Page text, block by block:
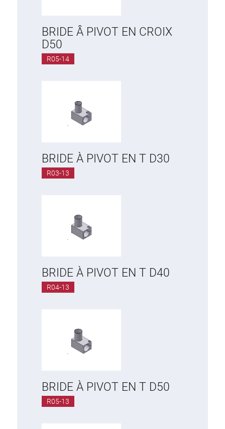
BRIDE Â PIVOT EN CROIX
D50
R05-14
BRIDE À PIVOT EN T D30
R03-13
BRIDE À PIVOT EN T D40
R04-13
BRIDE À PIVOT EN T D50
R05-13